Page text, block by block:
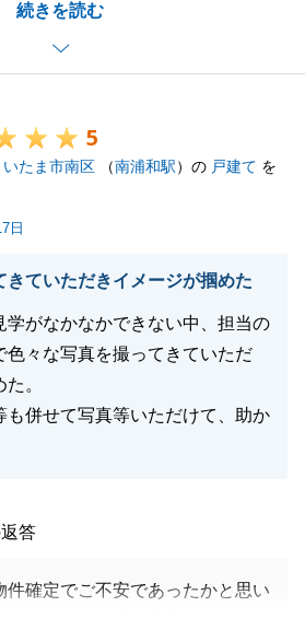
続きを読む
ン審査など、ハードルの高いお手
、M様の迅速な対応のおかげでス
めることが出来ました。
晴らしいものとなりますよう、
ます。
閉じる
5
いたま市南区 （南浦和駅）の 戸建て を
日
きていただきイメージが掴めた
学がなかなかできない中、担当の
色々な写真を撮ってきていただ
。
も併せて写真等いただけて、助か
答
件確定でご不安であったかと思い